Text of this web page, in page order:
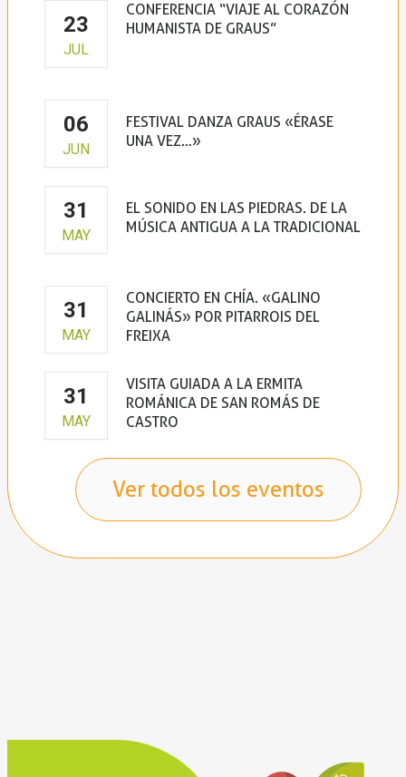
23
JUL
CONFERENCIA “VIAJE AL CORAZÓN
HUMANISTA DE GRAUS”
06
JUN
FESTIVAL DANZA GRAUS «ÉRASE
UNA VEZ…»
31
MAY
EL SONIDO EN LAS PIEDRAS. DE LA
MÚSICA ANTIGUA A LA TRADICIONAL
31
MAY
CONCIERTO EN CHÍA. «GALINO
GALINÁS» POR PITARROIS DEL
FREIXA
31
MAY
VISITA GUIADA A LA ERMITA
ROMÁNICA DE SAN ROMÁS DE
CASTRO
Ver todos los eventos